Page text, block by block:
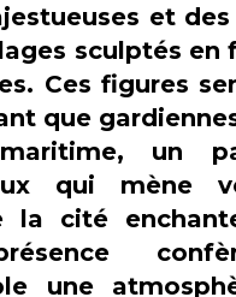
et des
sculptés en
Ces figures
que
un
qui mène
cité
une